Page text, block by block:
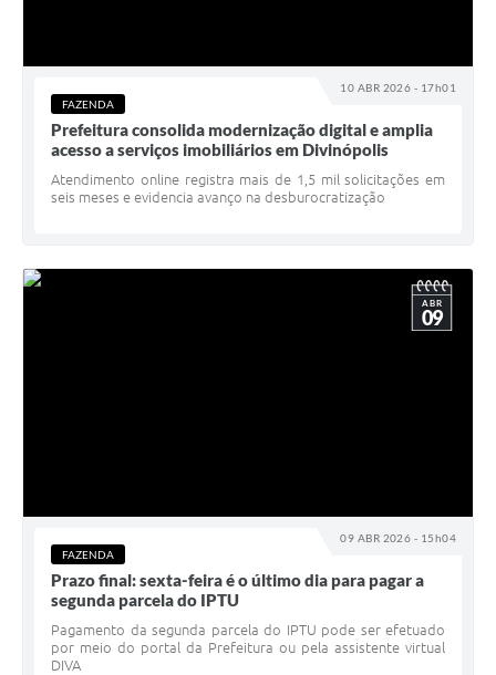
10 ABR 2026 - 17h01
FAZENDA
Prefeitura consolida modernização digital e amplia
acesso a serviços imobiliários em Divinópolis
Atendimento online registra mais de 1,5 mil solicitações em
seis meses e evidencia avanço na desburocratização
09 ABR 2026 - 15h04
ABR
09
FAZENDA
Prazo final: sexta-feira é o último dia para pagar a
segunda parcela do IPTU
Pagamento da segunda parcela do IPTU pode ser efetuado
por meio do portal da Prefeitura ou pela assistente virtual
DIVA